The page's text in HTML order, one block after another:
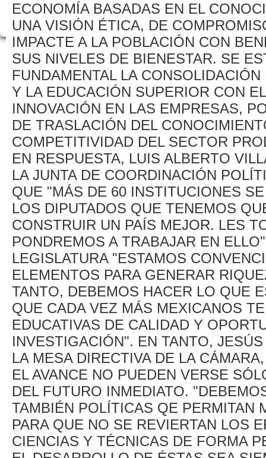
ECONOMÍA BASADAS EN EL
UNA VISIÓN ÉTICA, DE
IMPACTE A LA POBLACIÓN CON
SUS NIVELES DE BIENESTAR. SE
FUNDAMENTAL LA
Y LA EDUCACIÓN SUPERIOR CON
INNOVACIÓN EN LAS EMPRESAS,
DE TRASLACIÓN DEL
COMPETITIVIDAD DEL SECTOR
EN RESPUESTA, LUIS ALBERTO
LA JUNTA DE COORDINACIÓN
QUE "MÁS DE 60 INSTITUCIONES
LOS DIPUTADOS QUE TENEMOS
CONSTRUIR UN PAÍS MEJOR. LES
PONDREMOS A TRABAJAR EN
LEGISLATURA "ESTAMOS
ELEMENTOS PARA GENERAR
TANTO, DEBEMOS HACER LO QUE
QUE CADA VEZ MÁS MEXICANOS
EDUCATIVAS DE CALIDAD Y
INVESTIGACIÓN". EN TANTO,
LA MESA DIRECTIVA DE LA
EL AVANCE NO PUEDEN VERSE
DEL FUTURO INMEDIATO.
TAMBIÉN POLÍTICAS QE PERMITAN
PARA QUE NO SE REVIERTAN LOS
CIENCIAS Y TÉCNICAS DE FORMA